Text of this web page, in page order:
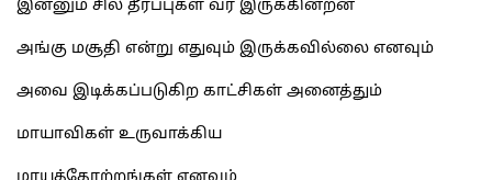
இன்னும் சில தீர்ப்புகள் வர இருக்கின்றன
அங்கு மசூதி என்று எதுவும் இருக்கவில்லை எனவும்
அவை இடிக்கப்படுகிற காட்சிகள் அனைத்தும்
மாயாவிகள் உருவாக்கிய